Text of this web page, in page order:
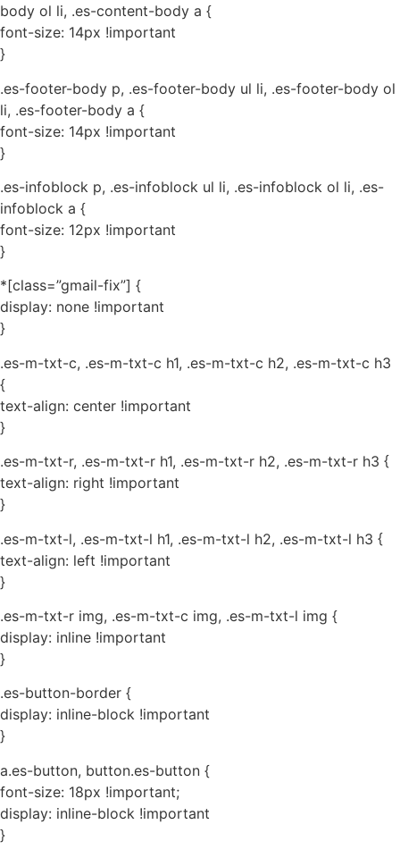
body ol li, .es-content-body a {
font-size: 14px !important
}
.es-footer-body p, .es-footer-body ul li, .es-footer-body ol
li, .es-footer-body a {
font-size: 14px !important
}
.es-infoblock p, .es-infoblock ul li, .es-infoblock ol li, .es-
infoblock a {
font-size: 12px !important
}
*[class=”gmail-fix”] {
display: none !important
}
.es-m-txt-c, .es-m-txt-c h1, .es-m-txt-c h2, .es-m-txt-c h3
{
text-align: center !important
}
.es-m-txt-r, .es-m-txt-r h1, .es-m-txt-r h2, .es-m-txt-r h3 {
text-align: right !important
}
.es-m-txt-l, .es-m-txt-l h1, .es-m-txt-l h2, .es-m-txt-l h3 {
text-align: left !important
}
.es-m-txt-r img, .es-m-txt-c img, .es-m-txt-l img {
display: inline !important
}
.es-button-border {
display: inline-block !important
}
a.es-button, button.es-button {
font-size: 18px !important;
display: inline-block !important
}